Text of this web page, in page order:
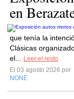
en
que tenía la
Clásicas
el...
Leer el resto
El 03 agosto 2026 por
NONE